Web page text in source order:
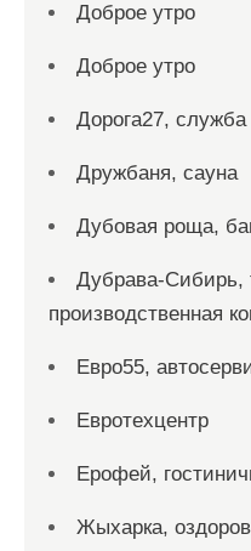
Доброе утро
Доброе утро
Дорога27, служба
Дружбаня, сауна
Дубовая роща,
Дубрава-Сибирь,
производственная
Евро55,
Евротехцентр
Ерофей,
Жыхарка,